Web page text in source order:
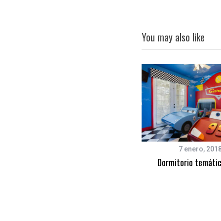
You may also like
7 enero,
Dormitorio